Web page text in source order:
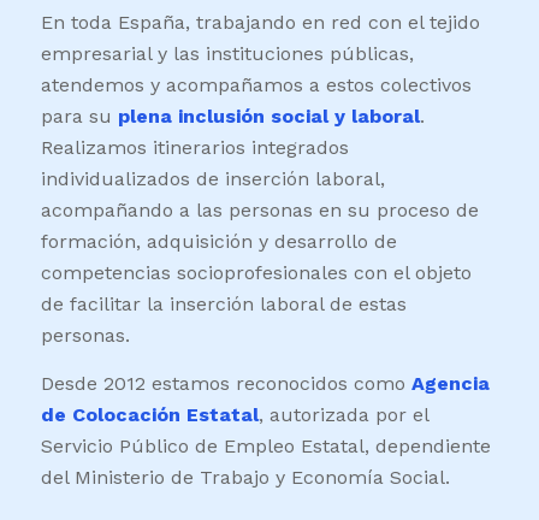
En toda España, trabajando en red con el tejido
empresarial y las instituciones públicas,
atendemos y acompañamos a estos colectivos
para su plena inclusión social y laboral.
Realizamos itinerarios integrados
individualizados de inserción laboral,
acompañando a las personas en su proceso de
formación, adquisición y desarrollo de
competencias socioprofesionales con el objeto
de facilitar la inserción laboral de estas
personas.
Desde 2012 estamos reconocidos como Agencia
de Colocación Estatal, autorizada por el
Servicio Público de Empleo Estatal, dependiente
del Ministerio de Trabajo y Economía Social.